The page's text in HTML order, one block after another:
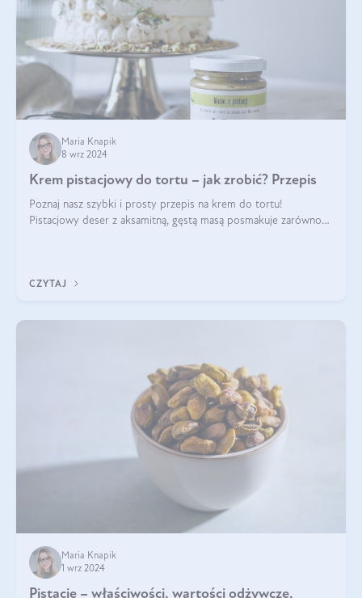
Maria Knapik
8 wrz 2024
Krem pistacjowy do tortu – jak zrobić? Przepis
Poznaj nasz szybki i prosty przepis na krem do tortu!
Pistacjowy deser z aksamitną, gęstą masą posmakuje zarówno
CZYTAJ
Maria Knapik
1 wrz 2024
Pistacje – właściwości, wartości odżywcze,